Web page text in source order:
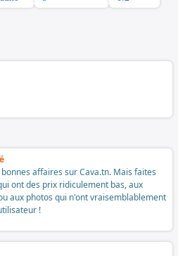
affaires sur Cava.tn. Mais faites
ont des prix ridiculement bas, aux
aux photos qui n'ont vraisemblablement
!